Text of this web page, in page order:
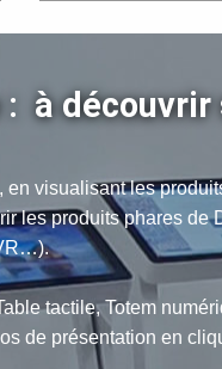
à
visualisant les
les produits phares
tactile, Totem
de présentation en